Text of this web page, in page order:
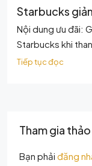
Starbucks
Nội dung ưu đãi:
Starbucks khi
Tiếp tục đọc
Tham gia thảo
Bạn phải đăng